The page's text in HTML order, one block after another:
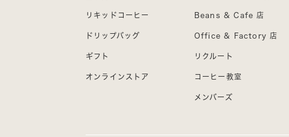
リキッドコーヒー
ドリップバッグ
ギフト
オンラインストア
Beans & Cafe 店
Office & Factory 店
リクルート
コーヒー教室
メンバーズ